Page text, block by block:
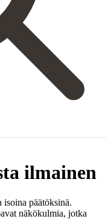
ilmainen
päätöksinä.
näkökulmia, jotka